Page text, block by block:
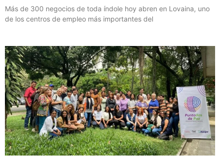
Más de 300 negocios de toda índole hoy abren en Lovaina, uno
de los centros de empleo más importantes del